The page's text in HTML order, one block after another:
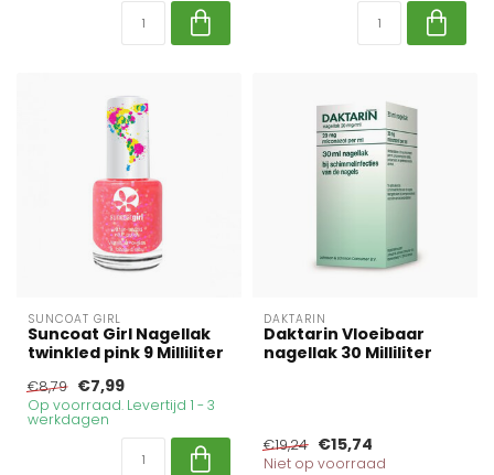
SUNCOAT GIRL
Suncoat Girl Nagellak
twinkled pink 9 Milliliter
€8,79 €7,99
Op voorraad. Levertijd 1 - 3
werkdagen
DAKTARIN
Daktarin Vloeibaar
nagellak 30 Milliliter
€19,24 €15,74
Niet op voorraad